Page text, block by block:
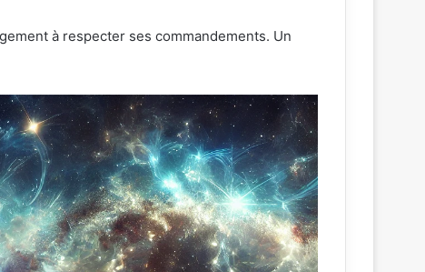
à respecter ses commandements. Un